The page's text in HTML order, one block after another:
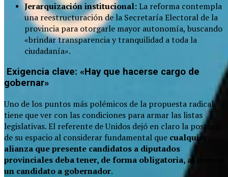
Jerarquización institucional:La reforma contempla
una reestructuración de la Secretaría Electoral de la
provincia para otorgarle mayor autonomía, buscando
«brindar transparencia y tranquilidad a toda la
ciudadanía».
Exigencia clave: «Hay que hacerse cargo de
gobernar»
Uno de los puntos más polémicos de la propuesta radical
tiene que ver con las condiciones para armar las listas
legislativas. El referente de Unidos dejó en claro la postura
de su espacio al considerar fundamental que cualquier
alianza que presente candidatos a diputados
provinciales deba tener, de forma obligatoria, al menos
un candidato a gobernador.